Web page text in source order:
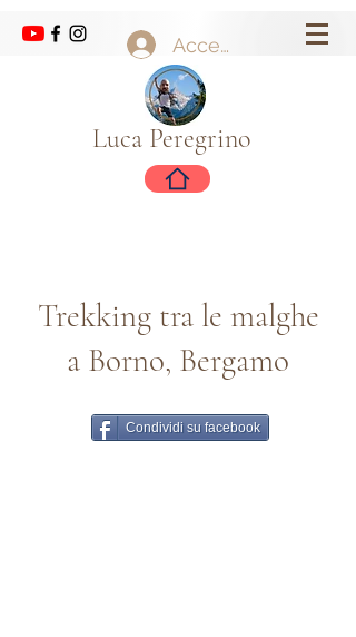
Luca Peregrino
Accedi
Trekking tra le malghe
a Borno, Bergamo
Condividi su facebook